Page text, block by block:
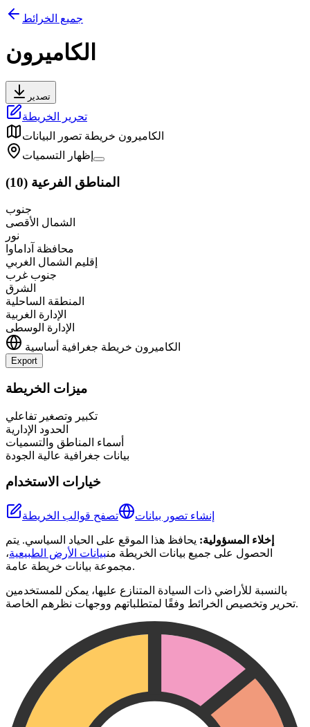
جميع الخرائط
الكاميرون
تصدير
تحرير الخريطة
الكاميرون خريطة تصور البيانات
إظهار التسميات
المناطق الفرعية (
10
)
جنوب
الشمال الأقصى
نور
محافظة آداماوا
إقليم الشمال الغربي
جنوب غرب
الشرق
المنطقة الساحلية
الإدارة الغربية
الإدارة الوسطى
الكاميرون خريطة جغرافية أساسية
Export
+
−
ميزات الخريطة
تكبير وتصغير تفاعلي
الحدود الإدارية
أسماء المناطق والتسميات
بيانات جغرافية عالية الجودة
خيارات الاستخدام
إنشاء تصور بيانات تصفح قوالب الخريطة
إخلاء المسؤولية: يحافظ هذا الموقع على الحياد السياسي. يتم
الحصول على جميع بيانات الخريطة منبيانات الأرض الطبيعية،
مجموعة بيانات خريطة عامة.
بالنسبة للأراضي ذات السيادة المتنازع عليها، يمكن للمستخدمين
تحرير وتخصيص الخرائط وفقًا لمتطلباتهم ووجهات نظرهم الخاصة.